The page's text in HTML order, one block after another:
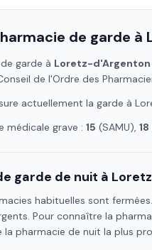
de garde à
garde à Loretz-d'Argenton
de l'Ordre des
actuellement la garde à
médicale grave : 15 (SAMU), 18
garde de nuit à
habituelles sont
Pour connaître la
pharmacie de nuit la plus